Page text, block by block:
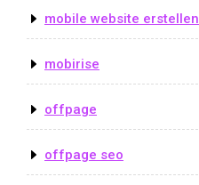
mobile website erstellen
mobirise
offpage
offpage seo